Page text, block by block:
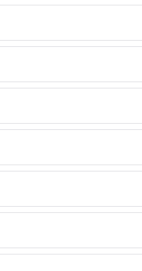
سالمند و کاربرانی که تمایل ندارند مخزن پر از آب را جابه‌جا کنند، بسیار راحت است.
مخزن و پایه را کاهش می‌دهد.
روی سطح صاف، محکم و بدون شیب